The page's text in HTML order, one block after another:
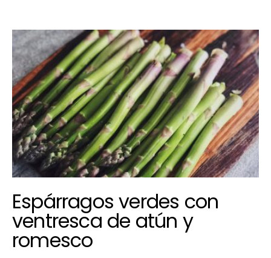
Espárragos verdes con
ventresca de atún y
romesco